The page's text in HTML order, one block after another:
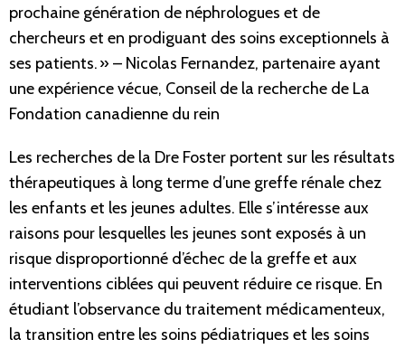
prochaine génération de néphrologues et de
chercheurs et en prodiguant des soins exceptionnels à
ses patients. » – Nicolas Fernandez, partenaire ayant
une expérience vécue, Conseil de la recherche de La
Fondation canadienne du rein
Les recherches de la Dre Foster portent sur les résultats
thérapeutiques à long terme d’une greffe rénale chez
les enfants et les jeunes adultes. Elle s’intéresse aux
raisons pour lesquelles les jeunes sont exposés à un
risque disproportionné d’échec de la greffe et aux
interventions ciblées qui peuvent réduire ce risque. En
étudiant l’observance du traitement médicamenteux,
la transition entre les soins pédiatriques et les soins